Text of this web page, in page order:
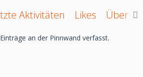
Aktivitäten Likes Über
an der Pinnwand verfasst.